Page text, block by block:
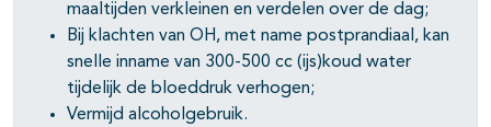
maaltijden verkleinen en verdelen over de dag;
Bij klachten van OH, met name postprandiaal, kan
snelle inname van 300-500 cc (ijs)koud water
tijdelijk de bloeddruk verhogen;
Vermijd alcoholgebruik.